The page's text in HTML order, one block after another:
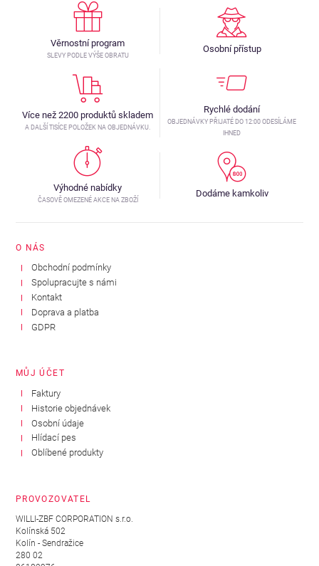
Věrnostní program
SLEVY PODLE VÝŠE OBRATU
Osobní přístup
Více než 2200 produktů skladem
A DALŠÍ TISÍCE POLOŽEK NA OBJEDNÁVKU.
Rychlé dodání
OBJEDNÁVKY PŘIJATÉ DO 12:00 ODESÍLÁME
IHNED
Výhodné nabídky
ČASOVĚ OMEZENÉ AKCE NA ZBOŽÍ
Dodáme kamkoliv
O NÁS
Obchodní podmínky
Spolupracujte s námi
Kontakt
Doprava a platba
GDPR
MŮJ ÚČET
Faktury
Historie objednávek
Osobní údaje
Hlídací pes
Oblíbené produkty
PROVOZOVATEL
WILLI-ZBF CORPORATION s.r.o.
Kolínská 502
Kolín - Sendražice
280 02